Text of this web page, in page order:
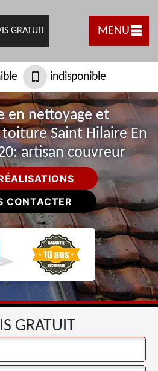
GRATUIT MENU
indisponible
en nettoyage et
Saint Hilaire En
artisan couvreur
CONTACTER
GRATUIT